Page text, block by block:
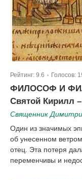
Рейтинг: 9.6 Голосов:
ФИЛОСОФ И
Святой Кирилл
Священник
Один из значимых
об унесенном
отец. Эта потеря
переменчивы и